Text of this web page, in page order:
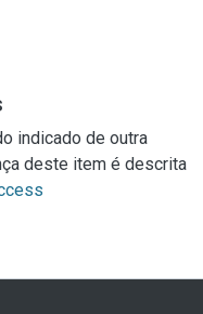
indicado de outra
deste item é descrita